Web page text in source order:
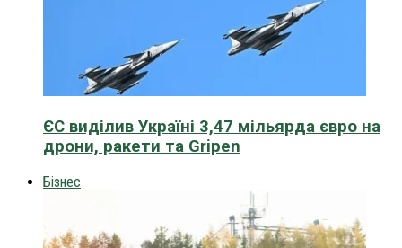
ЄС виділив Україні 3,47 мільярда євро на
дрони, ракети та Gripen
Бізнес